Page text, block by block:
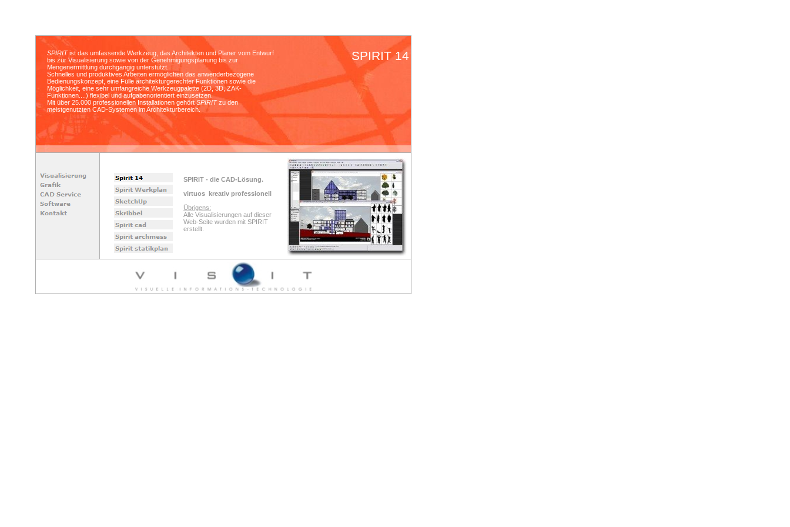
SPIRIT 14
SPIRITist das umfassende Werkzeug, das Architekten und Planer vom Entwurf
bis zur Visualisierung sowie von der Genehmigungsplanung bis zur
Mengenermittlung durchgängig unterstützt.
Schnelles und produktives Arbeiten ermöglichen das anwenderbezogene
Bedienungskonzept, eine Fülle architekturgerechter Funktionen sowie die
Möglichkeit, eine sehr umfangreiche Werkzeugpalette (2D, 3D, ZAK-
Funktionen....) flexibel und aufgabenorientiert einzusetzen.
Mit über 25.000 professionellen Installationen gehört SPIRITzu den
meistgenutzten CAD-Systemen im Architekturbereich.
SPIRIT - die CAD-Lösung.
virtuos kreativ professionell
Übrigens:
Alle Visualisierungen auf dieser
Web-Seite wurden mit SPIRIT
erstellt.